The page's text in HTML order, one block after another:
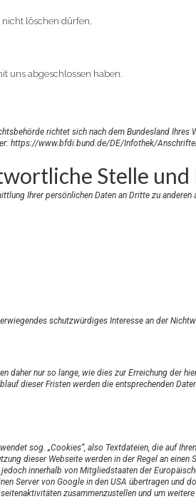
löschen dürfen,
uns abgeschlossen haben.
richtet sich nach dem Bundesland Ihres
https://www.bfdi.bund.de/DE/Infothek/
Stelle
Ihrer persönlichen Daten an Dritte zu
schutzwürdiges Interesse an der
daher nur so lange, wie dies zur Erreichung der
dieser Fristen werden die entsprechenden
sog. „Cookies“, also Textdateien, die auf
dieser Webseite werden in der Regel an einen
innerhalb von Mitgliedstaaten der
Server von Google in den USA übertragen und
zusammenzustellen und um